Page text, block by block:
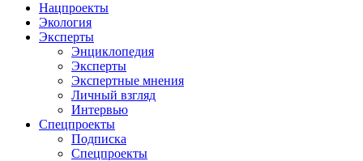
Нацпроекты
Экология
Эксперты
Энциклопедия
Эксперты
Экспертные мнения
Личный взгляд
Интервью
Спецпроекты
Подписка
Спецпроекты